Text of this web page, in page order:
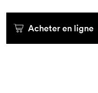
Acheter en ligne